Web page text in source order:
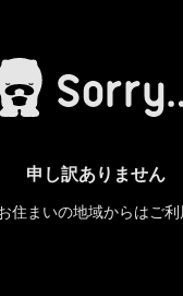
申し訳ありません
住まいの地域からはご利